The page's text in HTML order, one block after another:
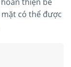
thiện bề
có thể được